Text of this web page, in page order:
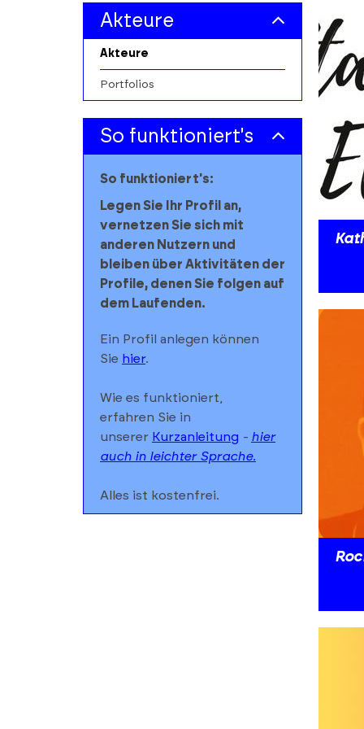
Architekturmarkt
Buchmarkt
Rundfunkwirtschaft
Kunstmarkt
Markt für darstellende
Kunst
Software- und Games-
Alle
Personen
Akteure
Akteure
Portfolios
So funktioniert's
So funktioniert's:
Legen Sie Ihr Profil an,
vernetzen Sie sich mit
anderen Nutzern und
bleiben über Aktivitäten der
Profile, denen Sie folgen auf
dem Laufenden.
Ein Profil anlegen können
Sie hier.
Wie es funktioniert,
erfahren Sie in
unserer Kurzanleitung - hier
auch in leichter Sprache.
​Alles ist kostenfrei.